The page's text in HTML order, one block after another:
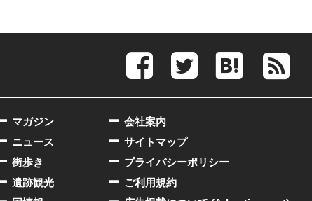
会社案内
サイトマップ
プライバシーポリシー
ご利用規約
マガジン
ニュース
街歩き
遺跡観光